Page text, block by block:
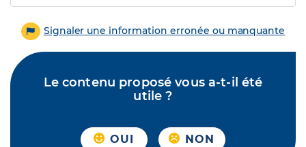
Signaler une information erronée ou manquante
Le contenu proposé vous a-t-il été
utile ?
OUI NON